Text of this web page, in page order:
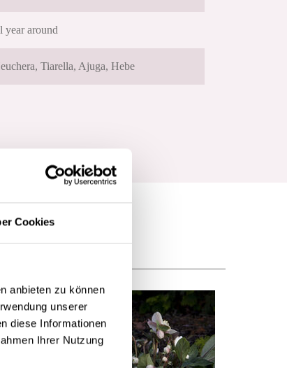
Cookies
anbieten zu können
unserer
diese Informationen
Ihrer Nutzung
year around
Tiarella, Ajuga, Hebe